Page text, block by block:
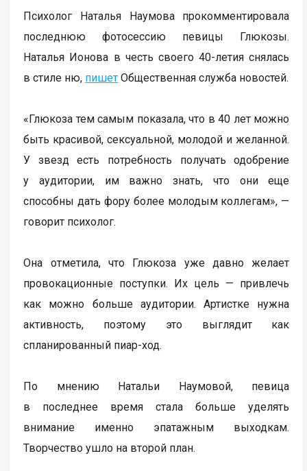
Психолог Наталья Наумова прокомментировала
последнюю фотосессию певицы Глюкозы.
Наталья Ионова в честь своего 40-летия снялась
в стиле ню, пишет Общественная служба новостей.
«Глюкоза тем самым показала, что в 40 лет можно
быть красивой, сексуальной, молодой и желанной.
У звезд есть потребность получать одобрение
у аудитории, им важно знать, что они еще
способны дать фору более молодым коллегам», —
говорит психолог.
Она отметила, что Глюкоза уже давно желает
провокационные поступки. Их цель — привлечь
как можно больше аудитории. Артистке нужна
активность, поэтому это выглядит как
спланированный пиар-ход.
По мнению Натальи Наумовой, певица
в последнее время стала больше уделять
внимание именно эпатажным выходкам.
Творчество ушло на второй план.